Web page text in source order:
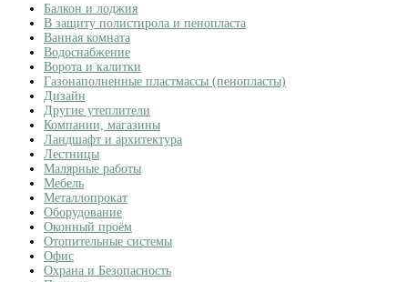
Балкон и лоджия
В защиту полистирола и пенопласта
Ванная комната
Водоснабжение
Ворота и калитки
Газонаполненные пластмассы (пенопласты)
Дизайн
Другие утеплители
Компании, магазины
Ландшафт и архитектура
Лестницы
Малярные работы
Мебель
Металлопрокат
Оборудование
Оконный проём
Отопительные системы
Офис
Охрана и Безопасность